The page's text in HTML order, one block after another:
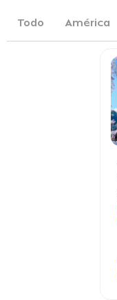
América
Todo